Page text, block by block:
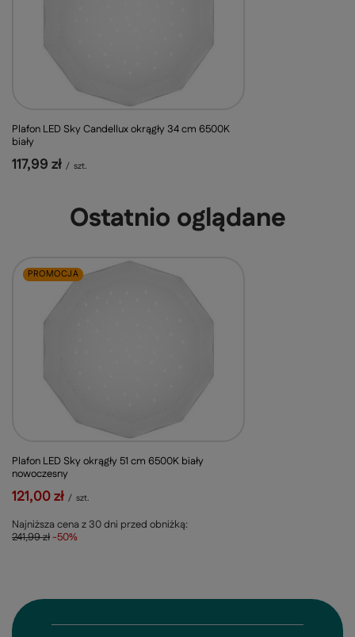
Plafon LED Sky Candellux okrągły 34 cm 6500K
biały
117,99 zł / szt.
Ostatnio oglądane
PROMOCJA
Plafon LED Sky okrągły 51 cm 6500K biały
nowoczesny
121,00 zł / szt.
Najniższa cena z 30 dni przed obniżką:
241,99 zł-50%